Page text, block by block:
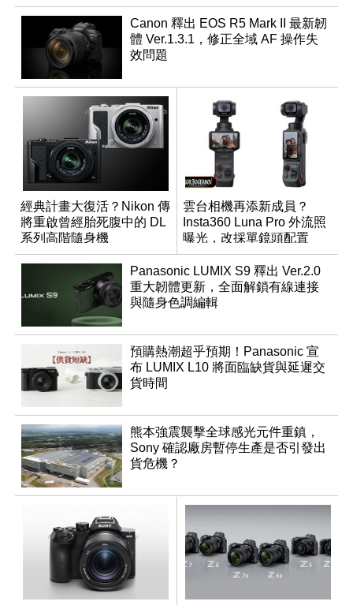
Canon 釋出 EOS R5 Mark II 最新韌
體 Ver.1.3.1，修正全域 AF 操作失
效問題
經典計畫大復活？Nikon 傳
將重啟曾經胎死腹中的 DL
系列高階隨身機
雲台相機再添新成員？
Insta360 Luna Pro 外流照
曝光，改採單鏡頭配置
Panasonic LUMIX S9 釋出 Ver.2.0
重大韌體更新，全面解鎖有線連接
與隨身色調編輯
預購熱潮超乎預期！Panasonic 宣
布 LUMIX L10 將面臨缺貨與延遲交
貨時間
熊本強震襲擊全球感光元件重鎮，
Sony 確認廠房暫停生產是否引發出
貨危機？